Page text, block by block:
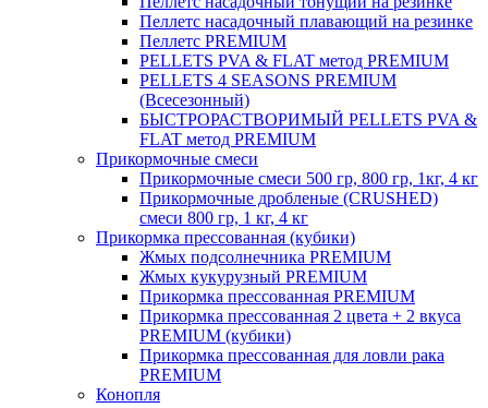
Пеллетс насадочный плавающий на резинке
Пеллетс PREMIUM
PELLETS PVA & FLAT метод PREMIUM
PELLETS 4 SEASONS PREMIUM
(Всесезонный)
БЫСТРОРАСТВОРИМЫЙ PELLETS PVA &
FLAT метод PREMIUM
Прикормочные смеси
Прикормочные смеси 500 гр, 800 гр, 1кг, 4 кг
Прикормочные дробленые (CRUSHED)
смеси 800 гр, 1 кг, 4 кг
Прикормка прессованная (кубики)
Жмых подсолнечника PREMIUM
Жмых кукурузный PREMIUM
Прикормка прессованная PREMIUM
Прикормка прессованная 2 цвета + 2 вкуса
PREMIUM (кубики)
Прикормка прессованная для ловли рака
PREMIUM
Конопля